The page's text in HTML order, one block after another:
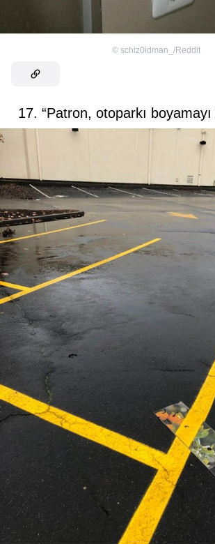
© schiz0idman_/Reddit
17. “Patron, otoparkı